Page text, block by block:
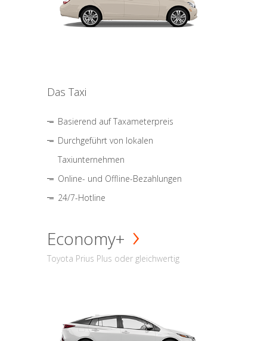
Das Taxi
Basierend auf Taxameterpreis
Durchgeführt von lokalen
Taxiunternehmen
Online- und Offline-Bezahlungen
24/7-Hotline
Economy+
Toyota Prius Plus oder gleichwertig